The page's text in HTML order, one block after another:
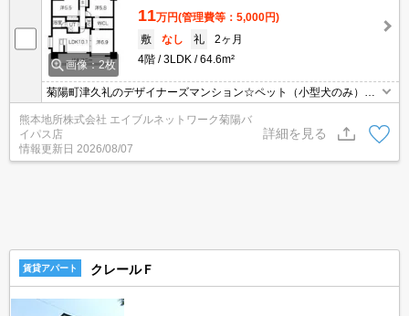
画像：2枚
11万円(管理費等：5,000円)
敷
なし 礼
2ヶ月
4階
3LDK 64.6m²
菊陽町津久礼のデザイナーズマンション☆ペット（小型犬のみ）飼
育可です♪オートロック・エレベーター付き☆宅配ボックス完備☆イ
ンターネット無料☆追い焚き機能☆浴室乾燥☆ＴＶモニターホン☆
システムキッチン☆ウォークインクローゼット☆
熊本地所株式会社 エイブルネットワーク菊陽バ
イパス店
情報更新日 2026/08/07
詳細を見る
賃貸アパート クレールＦ